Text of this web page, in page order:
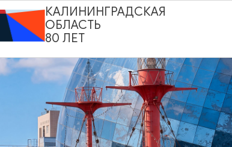
областная филармония
23.08.2026 18:00
ОТ 500₽
КАЛИНИНГРАДСКАЯ
ОБЛАСТЬ
80 ЛЕТ